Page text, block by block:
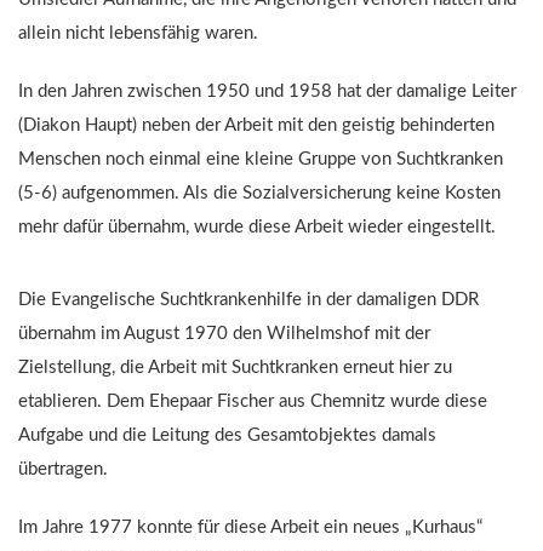
allein nicht lebensfähig waren.
In den Jahren zwischen 1950 und 1958 hat der damalige Leiter
(Diakon Haupt) neben der Arbeit mit den geistig behinderten
Menschen noch einmal eine kleine Gruppe von Suchtkranken
(5-6) aufgenommen. Als die Sozialversicherung keine Kosten
mehr dafür übernahm, wurde diese Arbeit wieder eingestellt.
Die Evangelische Suchtkrankenhilfe in der damaligen DDR
übernahm im August 1970 den Wilhelmshof mit der
Zielstellung, die Arbeit mit Suchtkranken erneut hier zu
etablieren. Dem Ehepaar Fischer aus Chemnitz wurde diese
Aufgabe und die Leitung des Gesamtobjektes damals
übertragen.
Im Jahre 1977 konnte für diese Arbeit ein neues „Kurhaus“